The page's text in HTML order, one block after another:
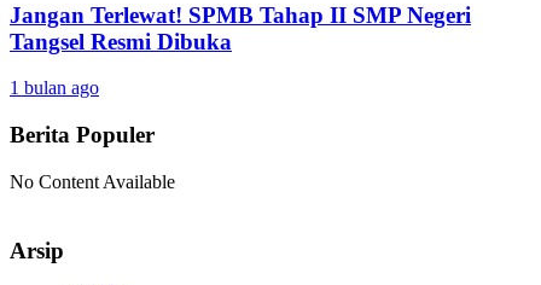
Jangan Terlewat! SPMB Tahap II SMP Negeri
Tangsel Resmi Dibuka
1 bulan ago
Berita Populer
No Content Available
Arsip